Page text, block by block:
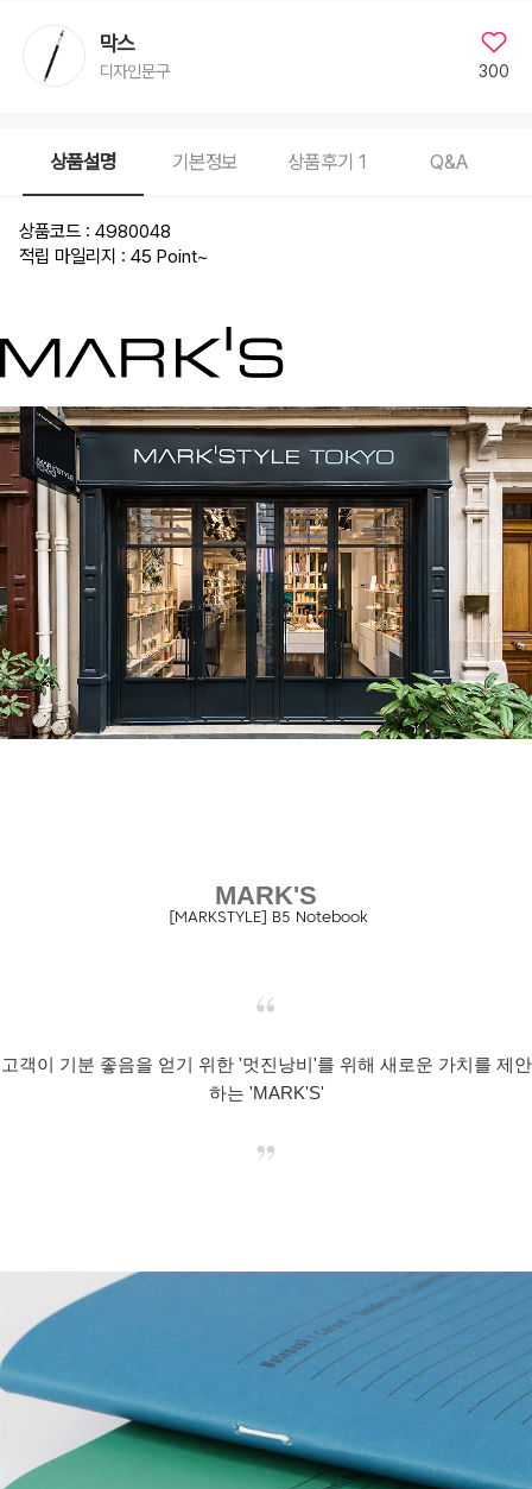
막스
디자인문구 300
상품설명 기본정보 상품후기 1 Q&A
상품코드 : 4980048
적립 마일리지 : 45 Point~
MARK'S
[MARKSTYLE] B5 Notebook
고객이 기분 좋음을 얻기 위한 '멋진낭비'를 위해 새로운 가치를 제안
하는 'MARK'S'